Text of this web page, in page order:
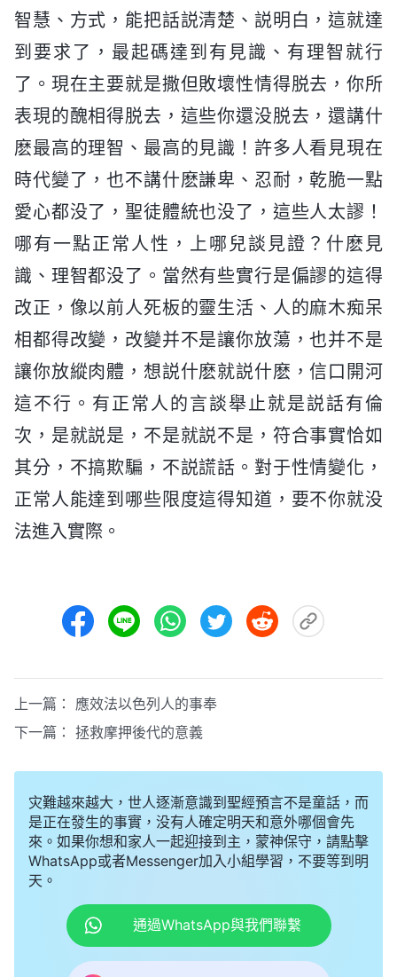
智慧、方式，能把話説清楚、説明白，這就達
到要求了，最起碼達到有見識、有理智就行
了。現在主要就是撒但敗壞性情得脱去，你所
表現的醜相得脱去，這些你還没脱去，還講什
麽最高的理智、最高的見識！許多人看見現在
時代變了，也不講什麽謙卑、忍耐，乾脆一點
愛心都没了，聖徒體統也没了，這些人太謬！
哪有一點正常人性，上哪兒談見證？什麽見
識、理智都没了。當然有些實行是偏謬的這得
改正，像以前人死板的靈生活、人的麻木痴呆
相都得改變，改變并不是讓你放蕩，也并不是
讓你放縱肉體，想説什麽就説什麽，信口開河
這不行。有正常人的言談舉止就是説話有倫
次，是就説是，不是就説不是，符合事實恰如
其分，不搞欺騙，不説謊話。對于性情變化，
正常人能達到哪些限度這得知道，要不你就没
法進入實際。
上一篇： 應效法以色列人的事奉
下一篇： 拯救摩押後代的意義
灾難越來越大，世人逐漸意識到聖經預言不是童話，而
是正在發生的事實，没有人確定明天和意外哪個會先
來。如果你想和家人一起迎接到主，蒙神保守，請點擊
WhatsApp或者Messenger加入小組學習，不要等到明
天。
通過WhatsApp與我們聯繫